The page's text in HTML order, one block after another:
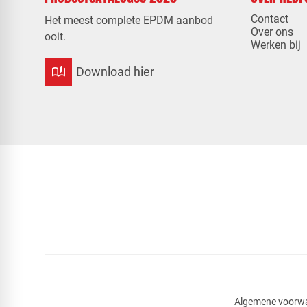
Het meest complete EPDM aanbod
ooit.
auto_stories Download hier
Contact
Over ons
Werken bij
Algemene